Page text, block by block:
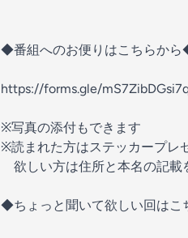
◆番組へのお便りはこちらか
https://forms.gle/
※写真の添付もできます
※読まれた方はステッカープレ
欲しい方は住所と本名の記載
◆ちょっと聞いて欲しい回は